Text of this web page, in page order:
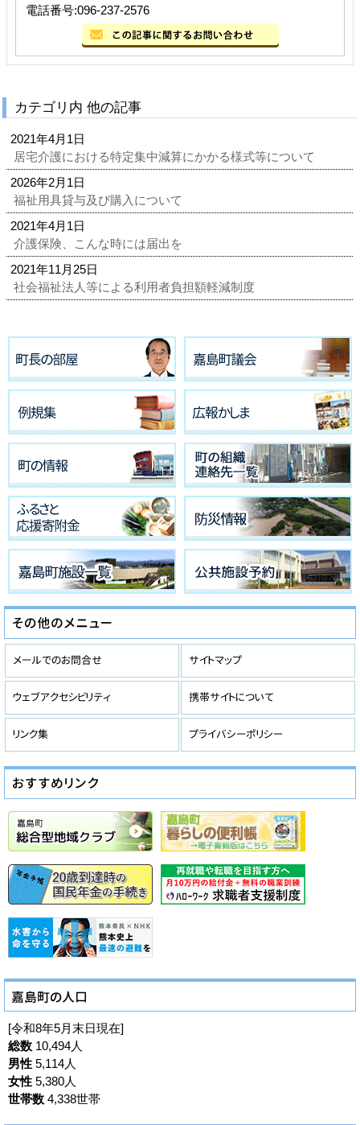
電話番号:096-237-2576
カテゴリ内 他の記事
2021年4月1日
居宅介護における特定集中減算にかかる様式等について
2026年2月1日
福祉用具貸与及び購入について
2021年4月1日
介護保険、こんな時には届出を
2021年11月25日
社会福祉法人等による利用者負担額軽減制度
[令和8年5月末日現在]
総数 10,494人
男性 5,114人
女性 5,380人
世帯数 4,338世帯